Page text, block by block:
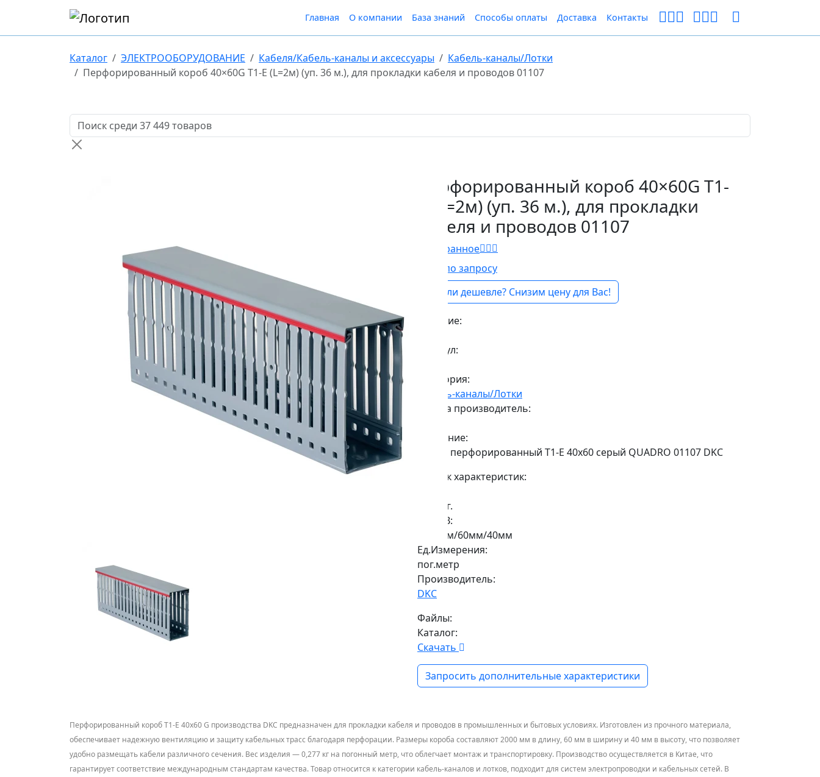
Главная О компании База знаний Способы оплаты Доставка Контакты
Каталог ЭЛЕКТРООБОРУДОВАНИЕ Кабеля/Кабель-каналы и аксессуары
Кабель-каналы/Лотки
Перфорированный короб 40×60G T1-E (L=2м) (уп. 36 м.), для прокладки кабеля и проводов 01107
Поиск товаров по названию или артикулу
Перфорированный короб 40×60G T1-
E (L=2м) (уп. 36 м.), для прокладки
кабеля и проводов 01107
В Избранное
Цена по запросу
Нашли дешевле? Снизим цену для Вас!
Наличие:
Артикул:
Категория:
Кабель-каналы/Лотки
Страна производитель:
Описание:
Короб перфорированный T1-E 40x60 серый QUADRO 01107 DKC
Список характеристик:
0,277кг.
ДxШxВ:
2000мм/60мм/40мм
Ед.Измерения:
пог.метр
Производитель:
DKC
Файлы:
Каталог:
Скачать
Запросить дополнительные характеристики
Перфорированный короб T1-E 40x60 G производства DKC предназначен для прокладки кабеля и проводов в промышленных и бытовых условиях. Изготовлен из прочного материала,
обеспечивает надежную вентиляцию и защиту кабельных трасс благодаря перфорации. Размеры короба составляют 2000 мм в длину, 60 мм в ширину и 40 мм в высоту, что позволяет
удобно размещать кабели различного сечения. Вес изделия — 0,277 кг на погонный метр, что облегчает монтаж и транспортировку. Производство осуществляется в Китае, что
гарантирует соответствие международным стандартам качества. Товар относится к категории кабель-каналов и лотков, подходит для систем электропроводки и кабельных сетей. В